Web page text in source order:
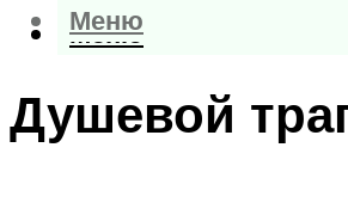
Меню
Меню
Душевой